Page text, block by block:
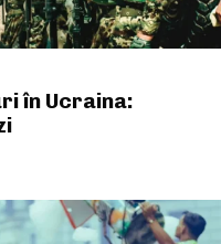
în Ucraina: